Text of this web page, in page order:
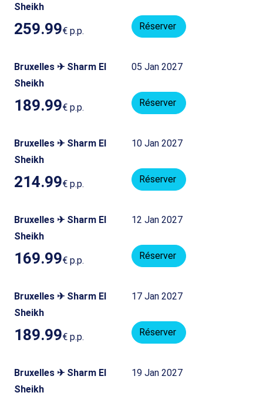
Sheikh
259.99€ p.p. Réserver
Bruxelles ✈ Sharm El
Sheikh
05 Jan 2027
189.99€ p.p. Réserver
Bruxelles ✈ Sharm El
Sheikh
10 Jan 2027
214.99€ p.p. Réserver
Bruxelles ✈ Sharm El
Sheikh
12 Jan 2027
169.99€ p.p. Réserver
Bruxelles ✈ Sharm El
Sheikh
17 Jan 2027
189.99€ p.p. Réserver
Bruxelles ✈ Sharm El
Sheikh
19 Jan 2027